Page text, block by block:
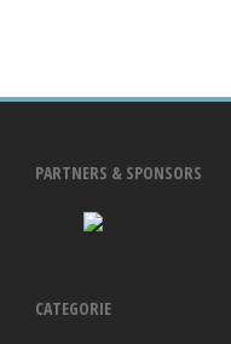
PARTNERS & SPONSORS
CATEGORIE